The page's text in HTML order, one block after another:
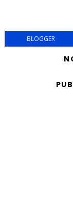
BLOGGER